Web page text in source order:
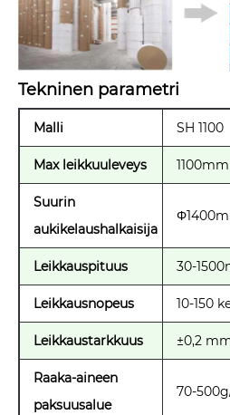
Tekninen parametri
Malli SH 1100
Max leikkuuleveys 1100mm
Suurin
aukikelaushalkaisija
Leikkauspituus 30-
Leikkausnopeus 10-150
Leikkaustarkkuus ±0,2
Raaka-aineen
paksuusalue
70-